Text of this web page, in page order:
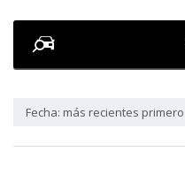
Fecha: más recientes primero